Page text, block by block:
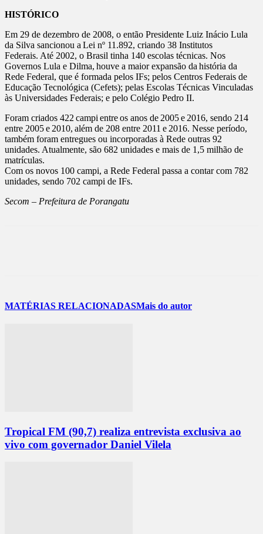
HISTÓRICO
Em 29 de dezembro de 2008, o então Presidente Luiz Inácio Lula
da Silva sancionou a Lei nº 11.892, criando 38 Institutos
Federais. Até 2002, o Brasil tinha 140 escolas técnicas. Nos
Governos Lula e Dilma, houve a maior expansão da história da
Rede Federal, que é formada pelos IFs; pelos Centros Federais de
Educação Tecnológica (Cefets); pelas Escolas Técnicas Vinculadas
às Universidades Federais; e pelo Colégio Pedro II.
Foram criados 422 campi entre os anos de 2005 e 2016, sendo 214
entre 2005 e 2010, além de 208 entre 2011 e 2016. Nesse período,
também foram entregues ou incorporadas à Rede outras 92
unidades. Atualmente, são 682 unidades e mais de 1,5 milhão de
matrículas.
Com os novos 100 campi, a Rede Federal passa a contar com 782
unidades, sendo 702 campi de IFs.
Secom – Prefeitura de Porangatu
MATÉRIAS RELACIONADASMais do autor
Tropical FM (90,7) realiza entrevista exclusiva ao
vivo com governador Daniel Vilela